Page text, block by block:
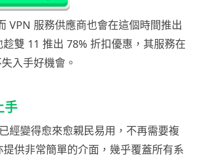
VPN 服務供應商也會在這個時間推出
雙 11 推出 78% 折扣優惠，其服務在
入手好機會。
手
經變得愈來愈親民易用，不再需要複
供非常簡單的介面，幾乎覆蓋所有系